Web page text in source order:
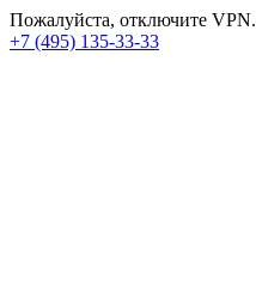
Пожалуйста, отключите VPN.
+7 (495) 135-33-33